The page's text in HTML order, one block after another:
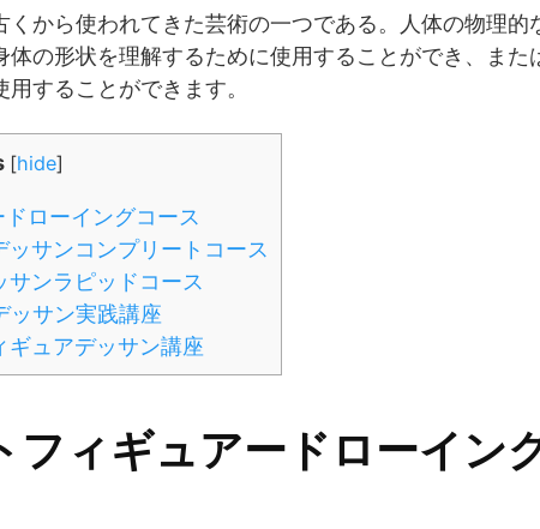
から使われてきた芸術の一つである。人体の物理的
の形状を理解するために使用することができ、また
することができます。
[hide]
ローイングコース
サンコンプリートコース
ンラピッドコース
ッサン実践講座
ュアデッサン講座
ィギュアードローイン